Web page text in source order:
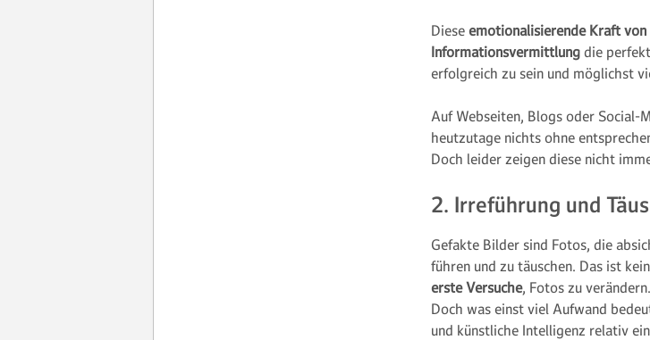
Diese emotionalisierende Kraft
Informationsvermittlung die
erfolgreich zu sein und möglichst
Auf Webseiten, Blogs oder Social-
heutzutage nichts ohne
Doch leider zeigen diese nicht
2. Irreführung und
Gefakte Bilder sind Fotos, die
führen und zu täuschen. Das ist
erste Versuche, Fotos zu verändern.
Doch was einst viel Aufwand
und künstliche Intelligenz relativ